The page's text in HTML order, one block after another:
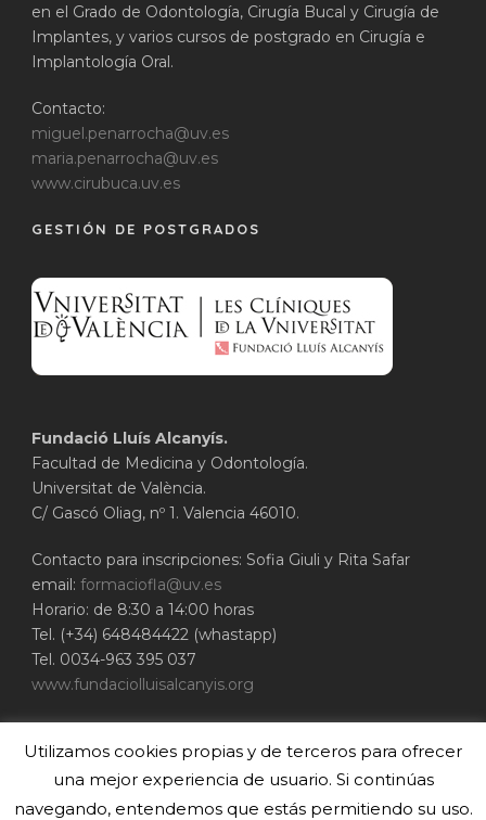
en el Grado de Odontología, Cirugía Bucal y Cirugía de
Implantes, y varios cursos de postgrado en Cirugía e
Implantología Oral.
Contacto:
miguel.penarrocha@uv.es
maria.penarrocha@uv.es
www.cirubuca.uv.es
GESTIÓN DE POSTGRADOS
Fundació Lluís Alcanyís.
Facultad de Medicina y Odontología.
Universitat de València.
C/ Gascó Oliag, nº 1. Valencia 46010.
Contacto para inscripciones: Sofia Giuli y Rita Safar
email: formaciofla@uv.es
Horario: de 8:30 a 14:00 horas
Tel. (+34) 648484422 (whastapp)
Tel. 0034-963 395 037
www.fundaciolluisalcanyis.org
ValenciaUniversitat de València
www.adeituv.es
Utilizamos cookies propias y de terceros para ofrecer
una mejor experiencia de usuario. Si continúas
navegando, entendemos que estás permitiendo su uso.